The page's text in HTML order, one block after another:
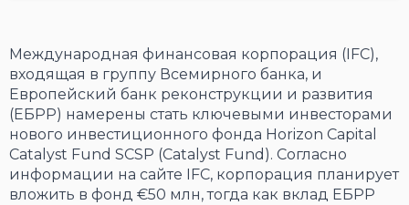
Международная финансовая корпорация (IFC),
входящая в группу Всемирного банка, и
Европейский банк реконструкции и развития
(ЕБРР) намерены стать ключевыми инвесторами
нового инвестиционного фонда Horizon Capital
Catalyst Fund SCSP (Catalyst Fund). Согласно
информации на сайте IFC, корпорация планирует
вложить в фонд €50 млн, тогда как вклад ЕБРР